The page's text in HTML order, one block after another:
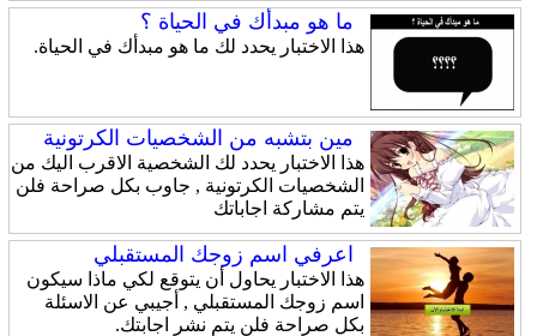
ما هو مبدأك في الحياة ؟
هذا الاختبار يحدد لك ما هو مبدأك في الحياة.
مين بتشبه من الشخصيات الكرتونية
هذا الاختبار يحدد لك الشخصية الاقرب اليك من
الشخصيات الكرتونية , جاوب بكل صراحة فلن
يتم مشاركة اجاباتك
اعرفي اسم زوجك المستقبلي
هذا الاختبار يحاول أن يتوقع لكي ماذا سيكون
اسم زوجك المستقبلي , أجيبي عن الاسئلة
بكل صراحة فلن يتم نشر اجابتك.